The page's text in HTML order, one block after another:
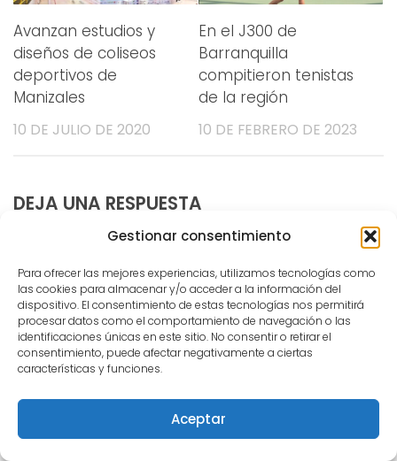
Gestionar consentimiento
Para ofrecer las mejores experiencias, utilizamos tecnologías como
las cookies para almacenar y/o acceder a la información del
dispositivo. El consentimiento de estas tecnologías nos permitirá
procesar datos como el comportamiento de navegación o las
identificaciones únicas en este sitio. No consentir o retirar el
consentimiento, puede afectar negativamente a ciertas
características y funciones.
Aceptar
Avanzan estudios y
diseños de coliseos
deportivos de
Manizales
10 DE JULIO DE 2020
En el J300 de
Barranquilla
compitieron tenistas
de la región
10 DE FEBRERO DE 2023
DEJA UNA RESPUESTA